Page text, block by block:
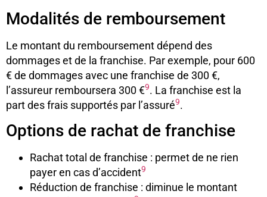
Modalités de remboursement
Le montant du remboursement dépend des
dommages et de la franchise. Par exemple, pour 600
€ de dommages avec une franchise de 300 €,
l’assureur remboursera 300 €9. La franchise est la
part des frais supportés par l’assuré9.
Options de rachat de franchise
Rachat total de franchise : permet de ne rien
payer en cas d’accident9
Réduction de franchise : diminue le montant